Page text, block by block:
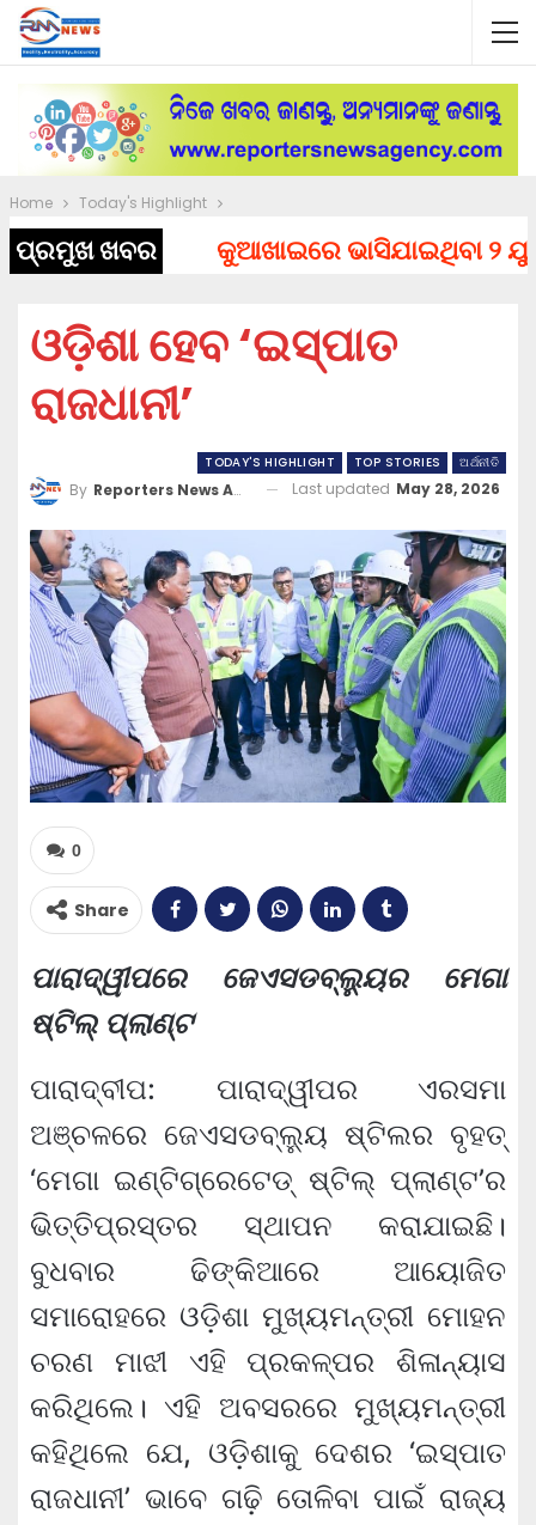
Home Today's Highlight
ପ୍ରମୁଖ ଖବର କୁଆଖାଇରେ ଭାସିଯାଇଥିବା ୨
ଓଡ଼ିଶା ହେବ ‘ଇସ୍ପାତ
ରାଜଧାନୀ’
TODAY'S HIGHLIGHT TOP STORIES ଅର୍ଥନୀତି
By Reporters News Agency Last updated May 28, 2026
0
Share
ପାରାଦ୍ୱୀପରେ ଜେଏସଡବ୍ଲ୍ୟୁର ମେଗା
ଷ୍ଟିଲ୍ ପ୍ଲାଣ୍ଟ
ପାରାଦ୍ବୀପ: ପାରାଦ୍ୱୀପର ଏରସମା
ଅଞ୍ଚଳରେ ଜେଏସଡବ୍ଲ୍ୟୁ ଷ୍ଟିଲର ବୃହତ୍
‘ମେଗା ଇଣ୍ଟିଗ୍ରେଟେଡ୍ ଷ୍ଟିଲ୍ ପ୍ଲାଣ୍ଟ’ର
ଭିତ୍ତିପ୍ରସ୍ତର ସ୍ଥାପନ କରାଯାଇଛି।
ବୁଧବାର ଢିଙ୍କିଆରେ ଆୟୋଜିତ
ସମାରୋହରେ ଓଡ଼ିଶା ମୁଖ୍ୟମନ୍ତ୍ରୀ ମୋହନ
ଚରଣ ମାଝୀ ଏହି ପ୍ରକଳ୍ପର ଶିଳାନ୍ୟାସ
କରିଥିଲେ। ଏହି ଅବସରରେ ମୁଖ୍ୟମନ୍ତ୍ରୀ
କହିଥିଲେ ଯେ, ଓଡ଼ିଶାକୁ ଦେଶର ‘ଇସ୍ପାତ
ରାଜଧାନୀ’ ଭାବେ ଗଢ଼ି ତୋଳିବା ପାଇଁ ରାଜ୍ୟ